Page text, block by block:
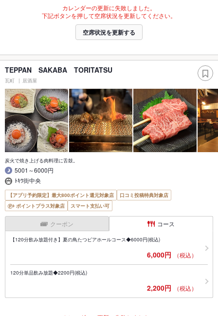
カレンダーの更新に失敗しました。
下記ボタンを押して空席状況を更新してください。
空席状況を更新する
TEPPAN SAKABA TORITATSU
瓦町 居酒屋
炭火で焼き上げる肉料理に舌鼓。
5001～6000円
ﾄｷﾜ街中央
【アプリ予約限定】最大800ポイント還元対象店
口コミ投稿特典対象店
ポイントプラス対象店
スマート支払い可
クーポン コース
【120分飲み放題付き】夏の鳥たつビアホールコース◆6000円(税込)
6,000円 （税込）
120分単品飲み放題◆2200円(税込)
2,200円 （税込）